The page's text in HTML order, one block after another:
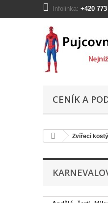
Infolinka: +420
CENÍK A
Zvířecí